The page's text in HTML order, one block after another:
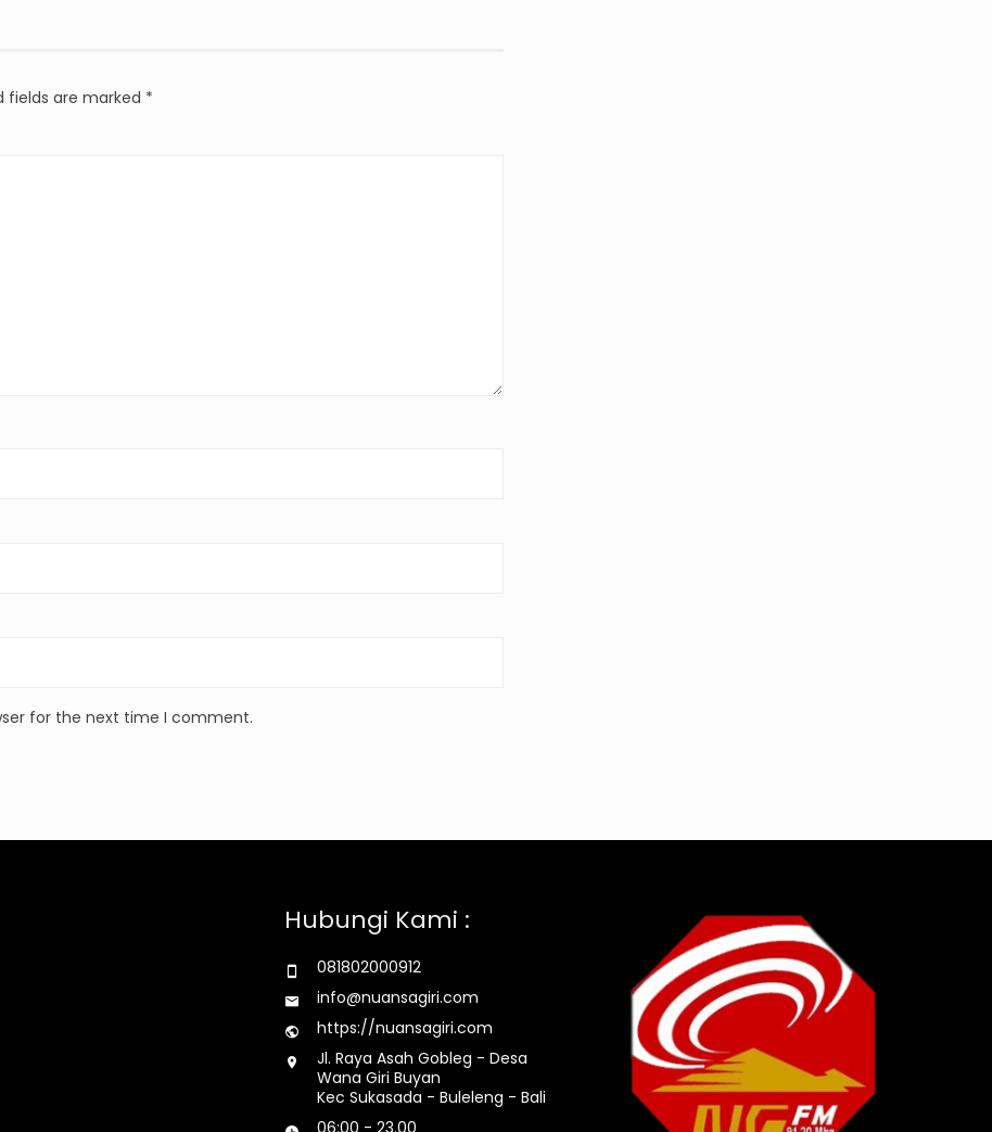
fields are marked *
for the next time I comment.
Hubungi Kami :
081802000912
info@nuansagiri.com
https://nuansagiri.com
Jl. Raya Asah Gobleg - Desa
Wana Giri Buyan
Kec Sukasada - Buleleng - Bali
06:00 - 23.00